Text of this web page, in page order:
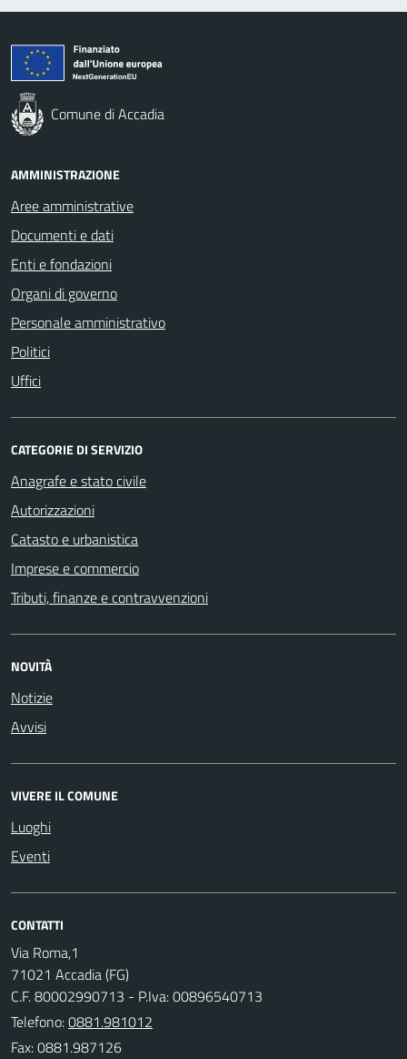
Comune di Accadia
AMMINISTRAZIONE
Aree amministrative
Documenti e dati
Enti e fondazioni
Organi di governo
Personale amministrativo
Politici
Uffici
CATEGORIE DI SERVIZIO
Anagrafe e stato civile
Autorizzazioni
Catasto e urbanistica
Imprese e commercio
Tributi, finanze e contravvenzioni
NOVITÀ
Notizie
Avvisi
VIVERE IL COMUNE
Luoghi
Eventi
CONTATTI
Via Roma,1
71021 Accadia (FG)
C.F. 80002990713 - P.Iva: 00896540713
Telefono:0881.981012
Fax: 0881.987126